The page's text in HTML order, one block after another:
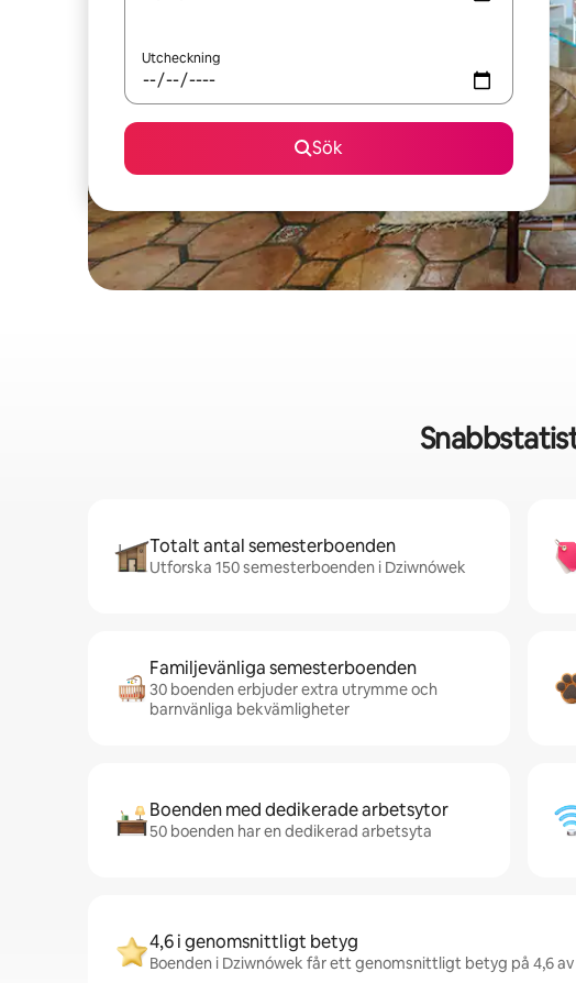
Utcheckning
Sök
Totalt antal semesterboenden
Utforska 150 semesterboenden i Dziwnówek
Familjevänliga semesterboenden
30 boenden erbjuder extra utrymme och
barnvänliga bekvämligheter
Boenden med dedikerade arbetsytor
50 boenden har en dedikerad arbetsyta
4,6 i genomsnittligt betyg
Boenden i Dziwnówek får ett genomsnittligt betyg på 4,6